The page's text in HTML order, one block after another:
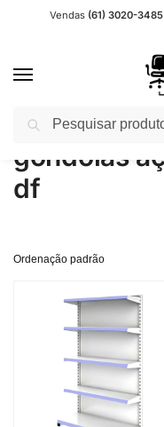
Vendas (61) 3020-
Início Produtos marcados
gondolas
df